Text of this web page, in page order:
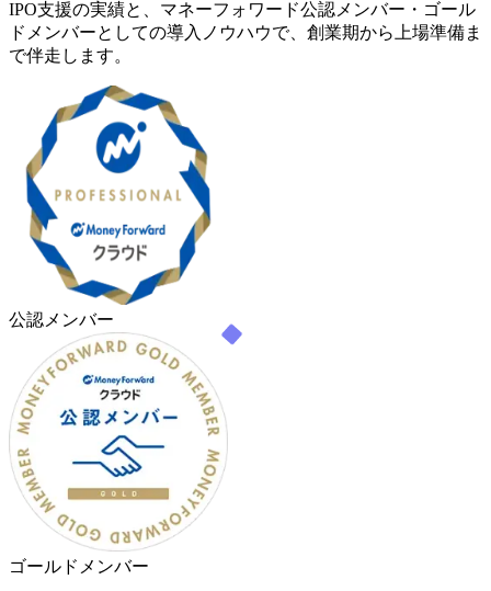
IPO支援の実績と、マネーフォワード公認メンバー・ゴール
ドメンバーとしての導入ノウハウで、創業期から上場準備ま
で伴走します。
公認メンバー
ゴールドメンバー